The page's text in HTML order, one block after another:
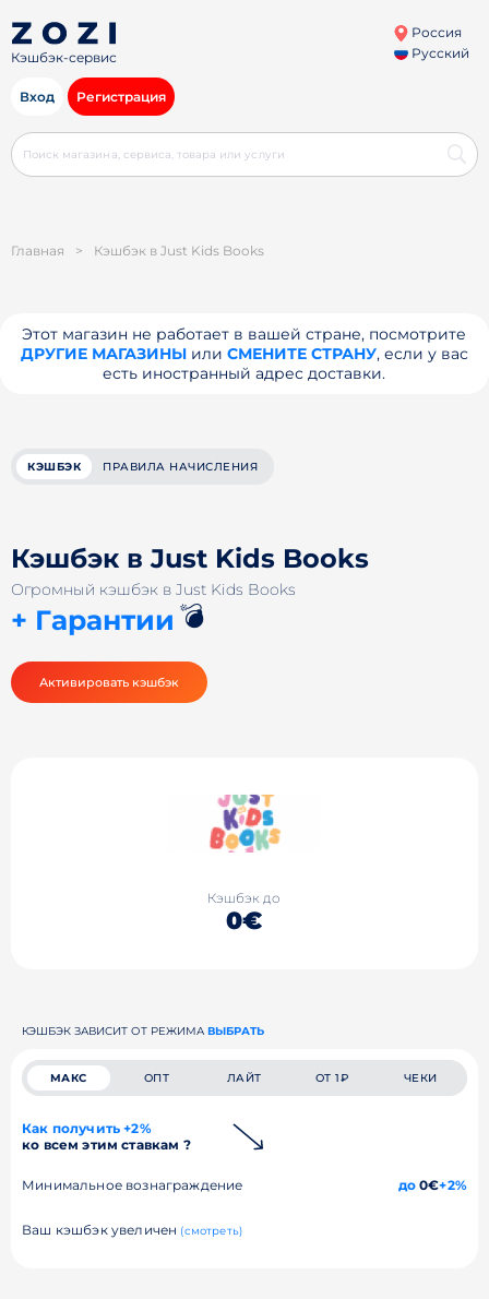
Кэшбэк-сервис
Россия
Русский
Вход Регистрация
Главная > Кэшбэк в Just Kids Books
Этот магазин не работает в вашей стране, посмотрите
ДРУГИЕ МАГАЗИНЫили СМЕНИТЕ СТРАНУ, если у вас
есть иностранный адрес доставки.
КЭШБЭК ПРАВИЛА НАЧИСЛЕНИЯ
Кэшбэк в Just Kids Books
Огромный кэшбэк в Just Kids Books
+ Гарантии 💣
Активировать кэшбэк
Кэшбэк до
0€
КЭШБЭК ЗАВИСИТ ОТ РЕЖИМА ВЫБРАТЬ
МАКС ОПТ ЛАЙТ ОТ 1₽ ЧЕКИ
Как получить +2%
ко всем этим ставкам ?
Минимальное вознаграждение до0€+2%
Ваш кэшбэк увеличен (смотреть)